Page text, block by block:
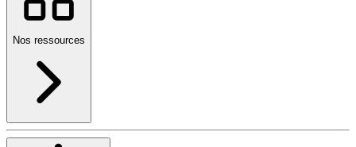
Nos ressources